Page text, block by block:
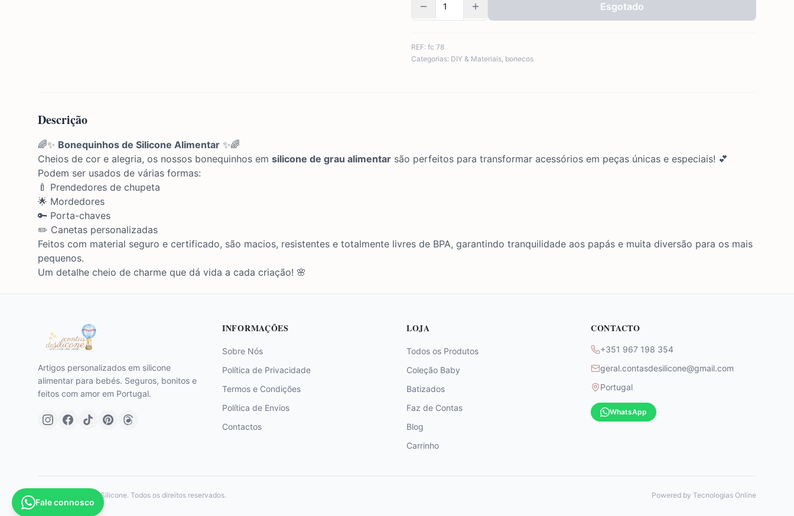
Esgotado
REF: fc 78
Categorias: DIY & Materiais, bonecos
Descrição
🌈✨ Bonequinhos de Silicone Alimentar ✨🌈
Cheios de cor e alegria, os nossos bonequinhos em silicone de grau alimentar são perfeitos para transformar acessórios em peças únicas e especiais! 💕
Podem ser usados de várias formas:
🍼 Prendedores de chupeta
🌟 Mordedores
🔑 Porta-chaves
✏️ Canetas personalizadas
Feitos com material seguro e certificado, são macios, resistentes e totalmente livres de BPA, garantindo tranquilidade aos papás e muita diversão para os mais
pequenos.
Um detalhe cheio de charme que dá vida a cada criação! 🌸
Artigos personalizados em silicone
alimentar para bebés. Seguros, bonitos e
feitos com amor em Portugal.
INFORMAÇÕES
Sobre Nós
Política de Privacidade
Termos e Condições
Política de Envios
Contactos
LOJA
Todos os Produtos
Coleção Baby
Batizados
Faz de Contas
Blog
Carrinho
CONTACTO
+351 967 198 354
geral.contasdesilicone@gmail.com
Portugal
WhatsApp
Contas de Silicone. Todos os direitos reservados. Powered by Tecnologias Online
Fale connosco